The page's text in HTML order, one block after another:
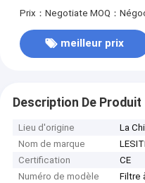
Prix：Negotiate MOQ：
meilleur prix
Description De Produit
Lieu d'origine
La
Nom de marque
Certification
CE
Numéro de modèle
Filtre